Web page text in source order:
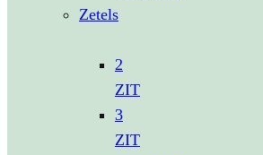
Zetels
2
ZIT
3
ZIT